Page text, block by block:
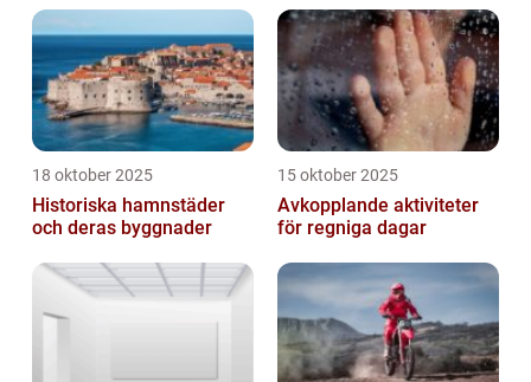
18 oktober 2025
Historiska hamnstäder
och deras byggnader
15 oktober 2025
Avkopplande aktiviteter
för regniga dagar